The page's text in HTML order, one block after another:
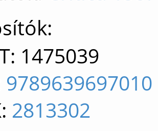
1475039
9789639697010
2813302